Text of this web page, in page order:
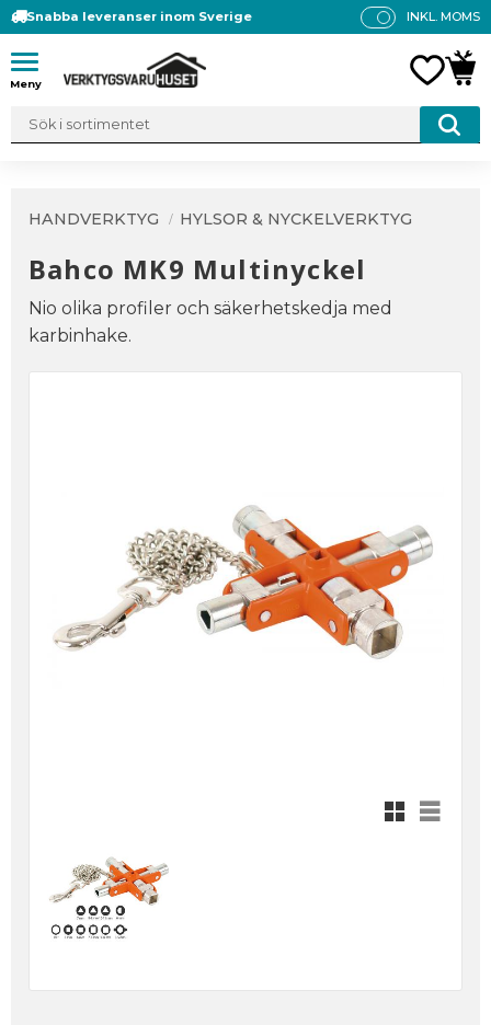
Meny
Snabba leveranser inom Sverige
P
A
INKL. MOMS
HANDVERKTYG HYLSOR & NYCKELVERKTYG
Bahco MK9 Multinyckel
Nio olika profiler och säkerhetskedja med
karbinhake.
Rutnätsvy
Listvy